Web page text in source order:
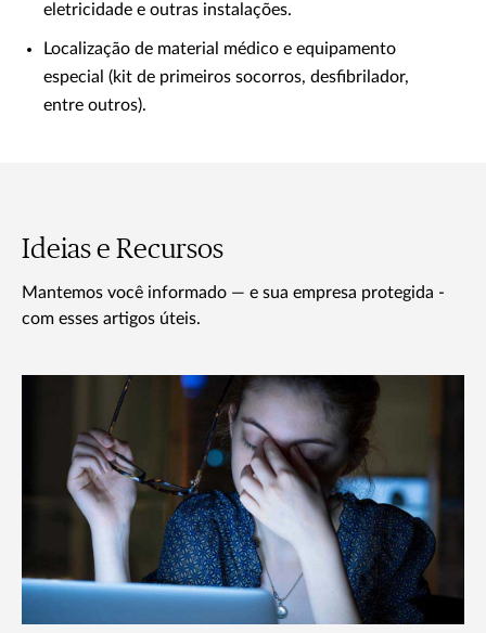
eletricidade e outras instalações.
Localização de material médico e equipamento
especial (kit de primeiros socorros, desfibrilador,
entre outros).
Ideias e Recursos
Mantemos você informado — e sua empresa protegida -
com esses artigos úteis.